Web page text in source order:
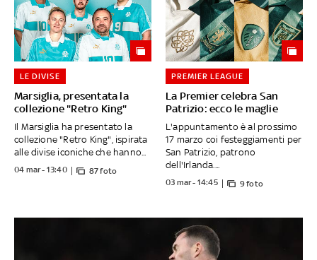
Marsiglia, presentata la
collezione "Retro King"
LE DIVISE
Il Marsiglia ha presentato la
collezione "Retro King", ispirata
alle divise iconiche che hanno...
04 mar - 13:40 87 foto
La Premier celebra San
Patrizio: ecco le maglie
PREMIER LEAGUE
L'appuntamento è al prossimo
17 marzo coi festeggiamenti per
San Patrizio, patrono
dell'Irlanda....
03 mar - 14:45 9 foto